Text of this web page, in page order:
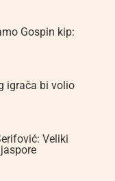
Gospin kip:
igrača bi volio
Veliki